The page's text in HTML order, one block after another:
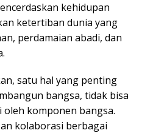
kehidupan
ketertiban dunia yang
perdamaian abadi, dan
satu hal yang penting
bangsa, tidak bisa
komponen bangsa.
kolaborasi berbagai